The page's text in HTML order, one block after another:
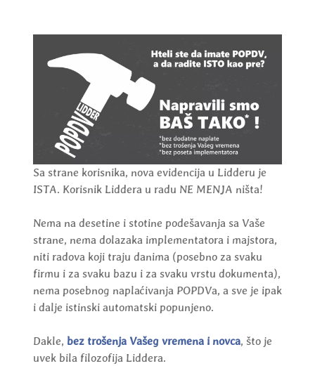
Sa strane korisnika, nova evidencija u Lidderu je
ISTA. Korisnik Liddera u radu NE MENJA ništa!
Nema na desetine i stotine podešavanja sa Vaše
strane, nema dolazaka implementatora i majstora,
niti radova koji traju danima (posebno za svaku
firmu i za svaku bazu i za svaku vrstu dokumenta),
nema posebnog naplaćivanja POPDVa, a sve je ipak
i dalje istinski automatski popunjeno.
Dakle, bez trošenja Vašeg vremena i novca, što je
uvek bila filozofija Liddera.